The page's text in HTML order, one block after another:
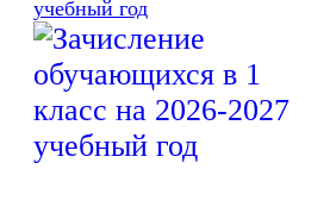
учебный год